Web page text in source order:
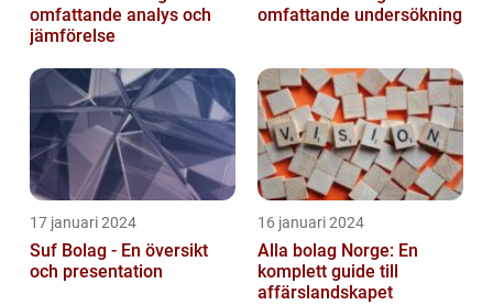
omfattande analys och
jämförelse
omfattande undersökning
17 januari 2024
Suf Bolag - En översikt
och presentation
16 januari 2024
Alla bolag Norge: En
komplett guide till
affärslandskapet